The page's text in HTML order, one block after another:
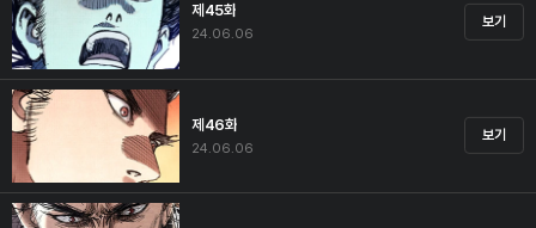
제45화
24.06.06
보기
제46화
24.06.06
보기